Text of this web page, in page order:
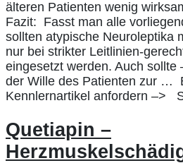
älteren Patienten wenig
Fazit: Fasst man alle
sollten atypische Neuroleptika
nur bei strikter Leitlinien-
eingesetzt werden. Auch sollte
der Wille des Patienten zur …
Kennlernartikel anfordern –>
Quetiapin –